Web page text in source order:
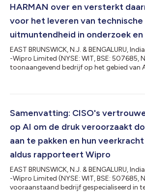
HARMAN over en versterkt
voor het leveren van
uitmuntendheid in onderzoek
EAST BRUNSWICK, N.J. & BENGALURU,
-Wipro Limited (NYSE: WIT, BSE: 507685,
toonaangevend bedrijf op het gebied van
de overname van de Digital
Wipro's missie om de volgende generatie
onderzoeks- en ontwikkelingsdiensten
Samenvatting: CISO's
op AI om de druk veroorzaakt
aan te pakken en hun
aldus rapporteert Wipro
EAST BRUNSWICK, N.J. & BENGALURU,
-Wipro Limited (NYSE: WIT, BSE: 507685,
vooraanstaand bedrijf gespecialiseerd in